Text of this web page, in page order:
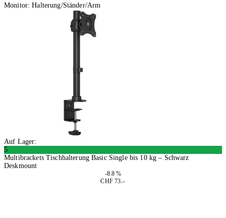
Monitor: Halterung/Ständer/Arm
Auf Lager:
5
Multibrackets Tischhalterung Basic Single bis 10 kg – Schwarz
Deskmount
-8.8 %
CHF 73.–